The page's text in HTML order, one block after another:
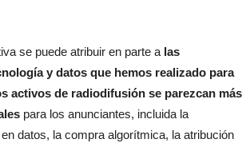
se puede atribuir en parte a las
y datos que hemos realizado para
activos de radiodifusión se parezcan más
para los anunciantes, incluida la
datos, la compra algorítmica, la atribución